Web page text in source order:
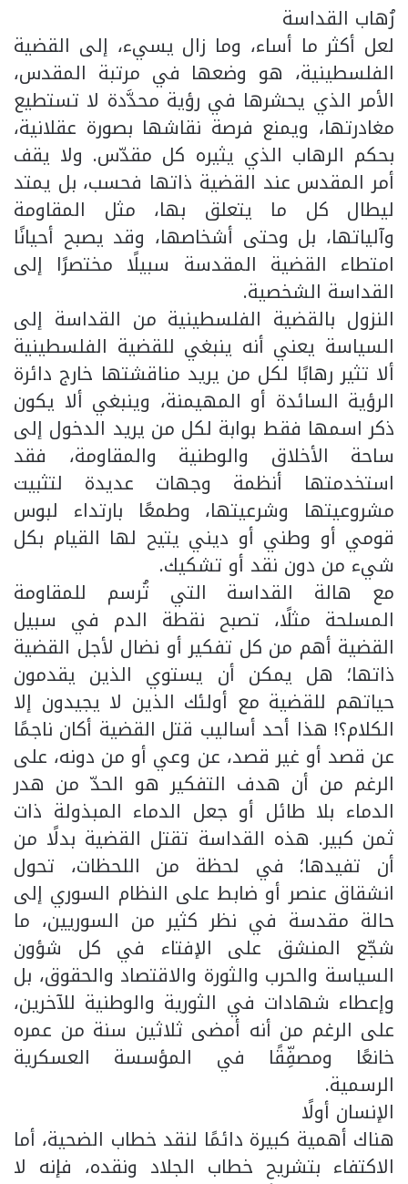
رُهاب القداسة
لعل أكثر ما أساء، وما زال يسيء، إلى القضية
الفلسطينية، هو وضعها في مرتبة المقدس،
الأمر الذي يحشرها في رؤية محدَّدة لا تستطيع
مغادرتها، ويمنع فرصة نقاشها بصورة عقلانية،
بحكم الرهاب الذي يثيره كل مقدّس. ولا يقف
أمر المقدس عند القضية ذاتها فحسب، بل يمتد
ليطال كل ما يتعلق بها، مثل المقاومة
وآلياتها، بل وحتى أشخاصها، وقد يصبح أحيانًا
امتطاء القضية المقدسة سبيلًا مختصرًا إلى
القداسة الشخصية.
النزول بالقضية الفلسطينية من القداسة إلى
السياسة يعني أنه ينبغي للقضية الفلسطينية
ألا تثير رهابًا لكل من يريد مناقشتها خارج دائرة
الرؤية السائدة أو المهيمنة، وينبغي ألا يكون
ذكر اسمها فقط بوابة لكل من يريد الدخول إلى
ساحة الأخلاق والوطنية والمقاومة، فقد
استخدمتها أنظمة وجهات عديدة لتثبيت
مشروعيتها وشرعيتها، وطمعًا بارتداء لبوس
قومي أو وطني أو ديني يتيح لها القيام بكل
شيء من دون نقد أو تشكيك.
مع هالة القداسة التي تُرسم للمقاومة
المسلحة مثلًا، تصبح نقطة الدم في سبيل
القضية أهم من كل تفكير أو نضال لأجل القضية
ذاتها؛ هل يمكن أن يستوي الذين يقدمون
حياتهم للقضية مع أولئك الذين لا يجيدون إلا
الكلام؟! هذا أحد أساليب قتل القضية أكان ناجمًا
عن قصد أو غير قصد، عن وعي أو من دونه، على
الرغم من أن هدف التفكير هو الحدّ من هدر
الدماء بلا طائل أو جعل الدماء المبذولة ذات
ثمن كبير. هذه القداسة تقتل القضية بدلًا من
أن تفيدها؛ في لحظة من اللحظات، تحول
انشقاق عنصر أو ضابط على النظام السوري إلى
حالة مقدسة في نظر كثير من السوريين، ما
شجّع المنشق على الإفتاء في كل شؤون
السياسة والحرب والثورة والاقتصاد والحقوق، بل
وإعطاء شهادات في الثورية والوطنية للآخرين،
على الرغم من أنه أمضى ثلاثين سنة من عمره
خانعًا ومصفِّقًا في المؤسسة العسكرية
الرسمية.
الإنسان أولًا
هناك أهمية كبيرة دائمًا لنقد خطاب الضحية، أما
الاكتفاء بتشريح خطاب الجلاد ونقده، فإنه لا